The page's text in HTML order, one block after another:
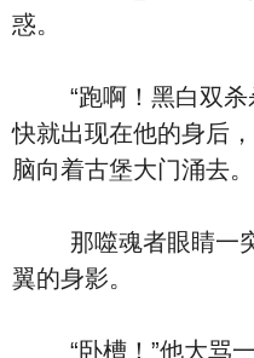
惑。
“跑啊！黑白双杀
快就出现在他的身后
脑向着古堡大门涌去。
那噬魂者眼睛一突
翼的身影。
“卧槽！”他大骂一